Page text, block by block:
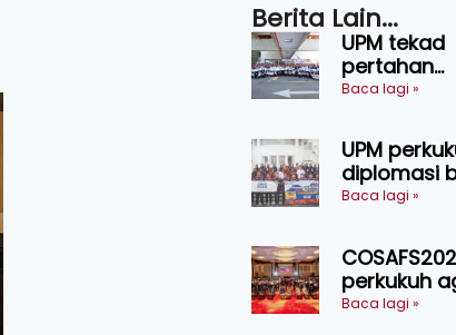
Berita Lain...
UPM tekad
pertahan
kejuaraan
pingat
Baca lagi »
UPM
diplomasi
Malaysia-
Narasi
Baca lagi »
perkukuh
Baca lagi »